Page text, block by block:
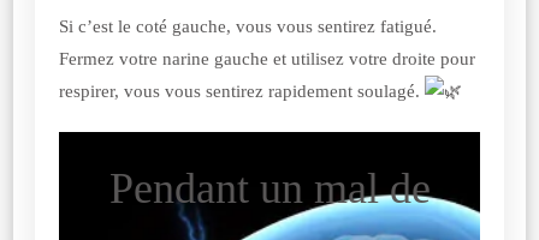
Si c’est le coté gauche, vous vous sentirez fatigué.
Fermez votre narine gauche et utilisez votre droite pour
respirer, vous vous sentirez rapidement soulagé.
Pendant un mal de